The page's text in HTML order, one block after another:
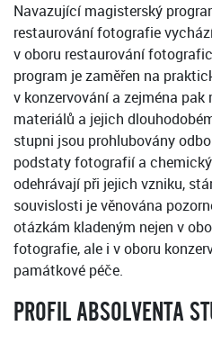
Navazující magisterský
restaurování fotografie
v oboru restaurování
program je zaměřen na
v konzervování a zejména
materiálů a jejich
stupni jsou prohlubovány
podstaty fotografií a
odehrávají při jejich vzniku,
souvislosti je věnována
otázkám kladeným nejen v
fotografie, ale i v oboru
památkové péče.
PROFIL ABSOLVENTA